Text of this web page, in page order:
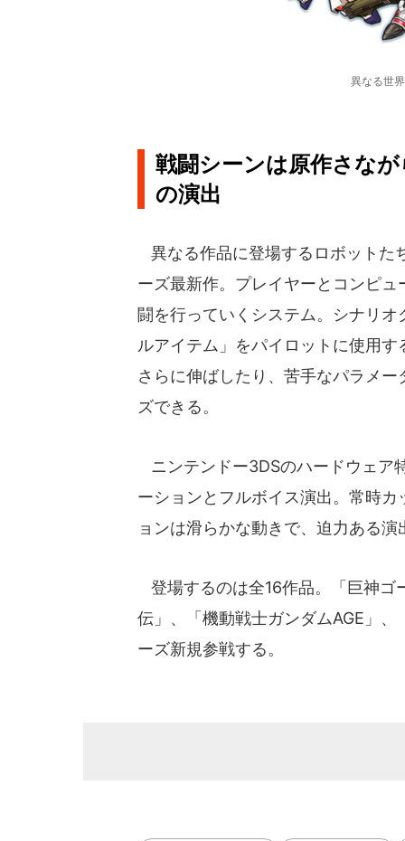
異なる世
戦闘シーンは原作さな
の演出
異なる作品に登場するロボットた
ーズ最新作。プレイヤーとコンピ
闘を行っていくシステム。シナリ
ルアイテム」をパイロットに使用
さらに伸ばしたり、苦手なパラメ
ズできる。
ニンテンドー3DSのハードウェア
ーションとフルボイス演出。常時
ョンは滑らかな動きで、迫力ある
登場するのは全16作品。「巨神ゴ
伝」、「機動戦士ガンダムAGE」
ーズ新規参戦する。